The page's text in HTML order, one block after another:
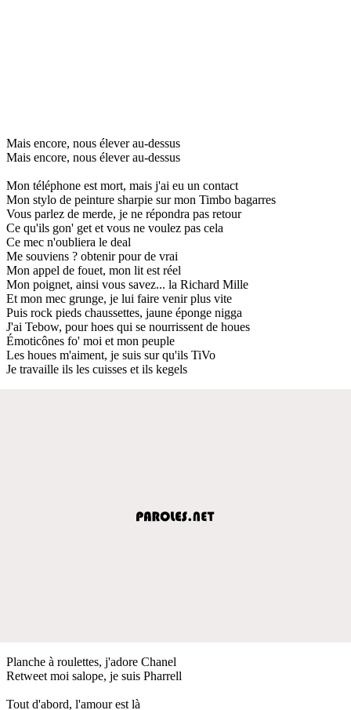
Mais encore, nous élever au-dessus
Mais encore, nous élever au-dessus
Mon téléphone est mort, mais j'ai eu un contact
Mon stylo de peinture sharpie sur mon Timbo bagarres
Vous parlez de merde, je ne répondra pas retour
Ce qu'ils gon' get et vous ne voulez pas cela
Ce mec n'oubliera le deal
Me souviens ? obtenir pour de vrai
Mon appel de fouet, mon lit est réel
Mon poignet, ainsi vous savez... la Richard Mille
Et mon mec grunge, je lui faire venir plus vite
Puis rock pieds chaussettes, jaune éponge nigga
J'ai Tebow, pour hoes qui se nourrissent de houes
Émoticônes fo' moi et mon peuple
Les houes m'aiment, je suis sur qu'ils TiVo
Je travaille ils les cuisses et ils kegels
Planche à roulettes, j'adore Chanel
Retweet moi salope, je suis Pharrell
Tout d'abord, l'amour est là